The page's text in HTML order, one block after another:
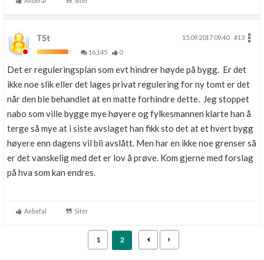
TSt 15.09.2017 09.40
#13
16,145
0
Det er reguleringsplan som evt hindrer høyde på bygg. Er det
ikke noe slik eller det lages privat regulering for ny tomt er det
når den ble behandlet at en matte forhindre dette. Jeg stoppet
nabo som ville bygge mye høyere og fylkesmannen klarte han å
terge så mye at i siste avslaget han fikk sto det at et hvert bygg
høyere enn dagens vil bli avslått. Men har en ikke noe grenser så
er det vanskelig med det er lov å prøve. Kom gjerne med forslag
på hva som kan endres.
Anbefal Siter
1 2